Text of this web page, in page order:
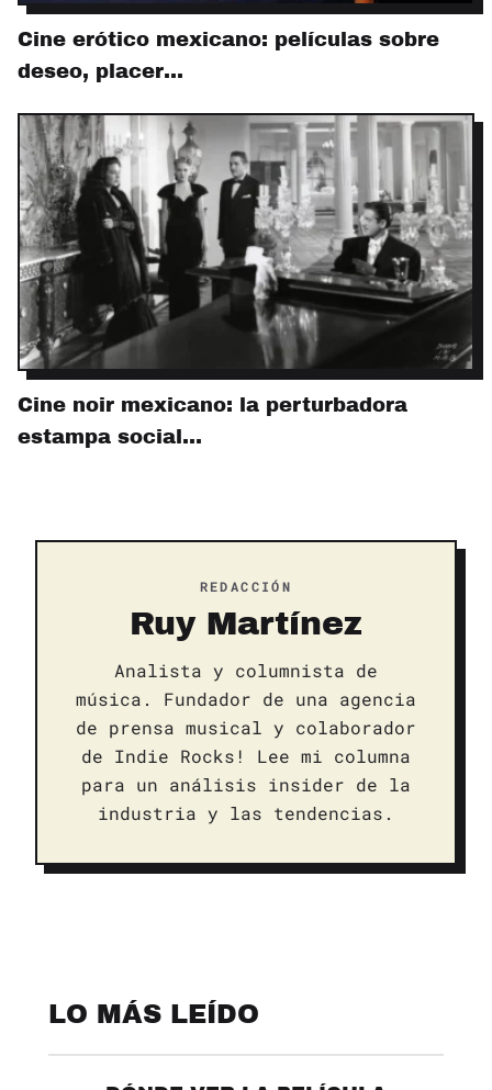
Cine erótico mexicano: películas sobre
deseo, placer…
Cine noir mexicano: la perturbadora
estampa social…
REDACCIÓN
Ruy Martínez
Analista y columnista de
música. Fundador de una agencia
de prensa musical y colaborador
de Indie Rocks! Lee mi columna
para un análisis insider de la
industria y las tendencias.
LO MÁS LEÍDO